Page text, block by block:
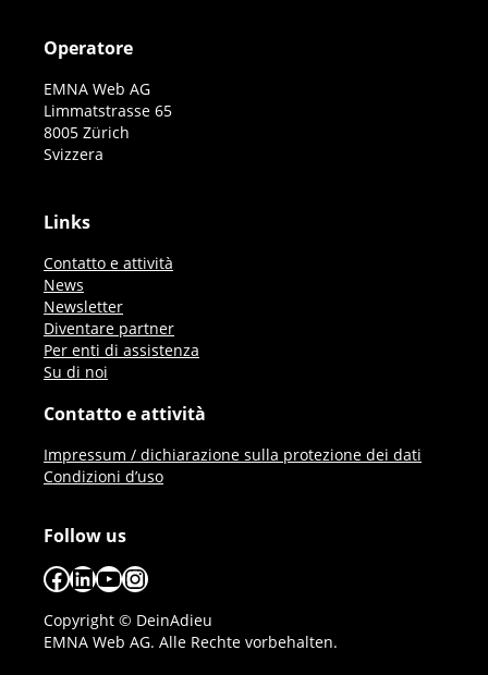
Operatore
EMNA Web AG
Limmatstrasse 65
8005 Zürich
Svizzera
Links
Contatto e attività
News
Newsletter
Diventare partner
Per enti di assistenza
Su di noi
Contatto e attività
Impressum / dichiarazione sulla protezione dei dati
Condizioni d’uso
Follow us
Facebook
LinkedIn
YouTube
Instagram
Copyright © DeinAdieu
EMNA Web AG. Alle Rechte vorbehalten.